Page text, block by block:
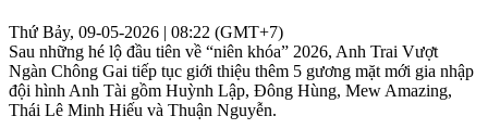
Thứ Bảy, 09-05-2026 | 08:22 (GMT+7)
Sau những hé lộ đầu tiên về “niên khóa” 2026, Anh Trai Vượt
Ngàn Chông Gai tiếp tục giới thiệu thêm 5 gương mặt mới gia nhập
đội hình Anh Tài gồm Huỳnh Lập, Đông Hùng, Mew Amazing,
Thái Lê Minh Hiếu và Thuận Nguyễn.